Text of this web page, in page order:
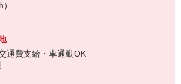
通費支給・車通勤OK